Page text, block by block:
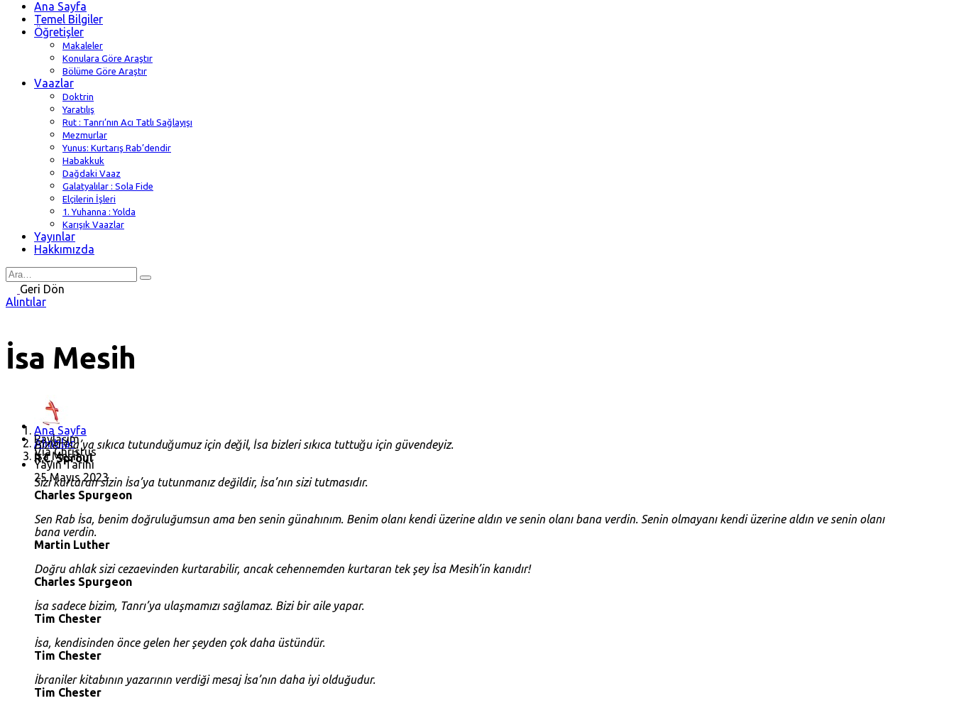
Ana Sayfa
Temel Bilgiler
Öğretişler
Makaleler
Konulara Göre Araştır
Bölüme Göre Araştır
Vaazlar
Doktrin
Yaratılış
Rut : Tanrı’nın Acı Tatlı Sağlayışı
Mezmurlar
Yunus: Kurtarış Rab’dendir
Habakkuk
Dağdaki Vaaz
Galatyalılar : Sola Fide
Elçilerin İşleri
1. Yuhanna : Yolda
Karışık Vaazlar
Yayınlar
Hakkımızda
Search
forGeri Dön
Alıntılar
İsa Mesih
Paylaşım
Via Christus
Yayın Tarihi
25 Mayıs 2023
Ana Sayfa
Alıntılar
İsa Mesih
Bizler İsa’ya sıkıca tutunduğumuz için değil, İsa bizleri sıkıca tuttuğu için güvendeyiz.
R.C. Sproul
Sizi kurtaran sizin İsa’ya tutunmanız değildir, İsa’nın sizi tutmasıdır.
Charles Spurgeon
Sen Rab İsa, benim doğruluğumsun ama ben senin günahınım. Benim olanı kendi üzerine aldın ve senin olanı bana verdin. Senin olmayanı kendi üzerine aldın ve senin olanı
bana verdin.
Martin Luther
Doğru ahlak sizi cezaevinden kurtarabilir, ancak cehennemden kurtaran tek şey İsa Mesih’in kanıdır!
Charles Spurgeon
İsa sadece bizim, Tanrı’ya ulaşmamızı sağlamaz. Bizi bir aile yapar.
Tim Chester
İsa, kendisinden önce gelen her şeyden çok daha üstündür.
Tim Chester
İbraniler kitabının yazarının verdiği mesaj İsa’nın daha iyi olduğudur.
Tim Chester